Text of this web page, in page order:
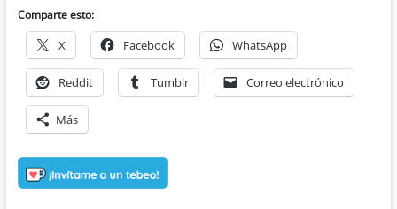
Comparte esto:
X Facebook WhatsApp
Reddit Tumblr Correo electrónico
Más